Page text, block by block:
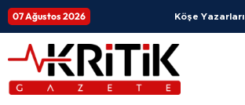
07 Ağustos 2026 Köşe Yazarları